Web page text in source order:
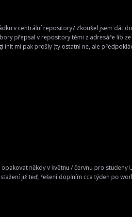
v centrální repository? Zkoušel jsem dát
přepsal v repository těmi z adresáře lib
init mi pak prošly (ty ostatní ne, ale
někdy v květnu / červnu pro
již teď, řešení doplním cca týden po